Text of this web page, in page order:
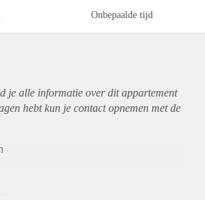
Onbepaalde tijd
je alle informatie over ditappartement
hebt kun je contact opnemen met de